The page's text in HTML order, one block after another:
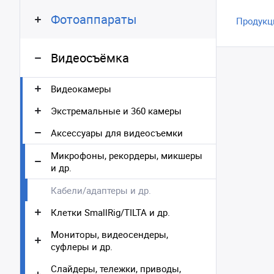
Фотоаппараты
Видеосъёмка
Видеокамеры
Экстремальные и 360 камеры
Аксессуары для видеосъемки
Микрофоны, рекордеры, микшеры
и др.
Кабели/адаптеры и др.
Клетки SmallRig/TILTA и др.
Мониторы, видеосендеры,
суфлеры и др.
Слайдеры, тележки, приводы,